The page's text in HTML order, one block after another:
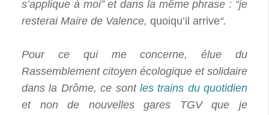
s’applique à moi” et dans la même phrase : “je
resterai Maire de Valence, quoiqu’il arrive“.
Pour ce qui me concerne, élue du
Rassemblement citoyen écologique et solidaire
dans la Drôme, ce sont les trains du quotidien
et non de nouvelles gares TGV que je